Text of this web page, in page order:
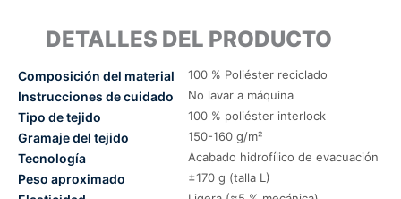
DETALLES DEL PRODUCTO
Composición del material 100 % Poliéster reciclado
Instrucciones de cuidado No lavar a máquina
Tipo de tejido 100 % poliéster interlock
Gramaje del tejido 150-160 g/m²
Tecnología Acabado hidrofílico de evacuación
Peso aproximado ±170 g (talla L)